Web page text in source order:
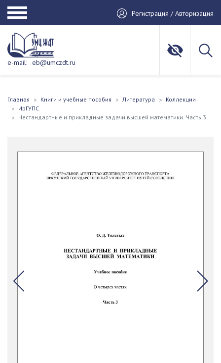
Регистрация / Авторизация
e-mail: eb@umczdt.ru
Главная Книги и учебные пособия Литература
Коллекции
ИрГУПС
Нестандартные и прикладные задачи высшей математики. Часть 3